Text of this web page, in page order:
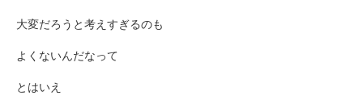
大変だろうと考えすぎるのも
よくないんだなって
とはいえ